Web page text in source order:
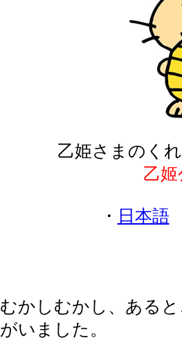
乙姫さまのく
乙
・ 日本語
むかしむかし、ある
がいました。